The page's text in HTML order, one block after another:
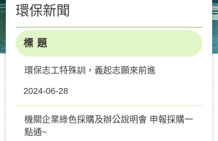
環保新聞
標 題
環保志工特殊訓，義起志願來前進
2024-06-28
機關企業綠色採購及辦公說明會 申報採購一
點通~